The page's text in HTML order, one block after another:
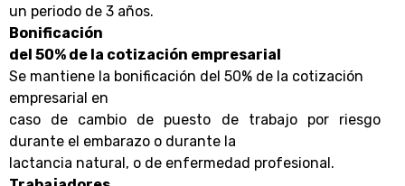
un periodo de 3 años.
Bonificación
del 50% de la cotización empresarial
Se mantiene la bonificación del 50% de la cotización
empresarial en
caso de cambio de puesto de trabajo por riesgo
durante el embarazo o durante la
lactancia natural, o de enfermedad profesional.